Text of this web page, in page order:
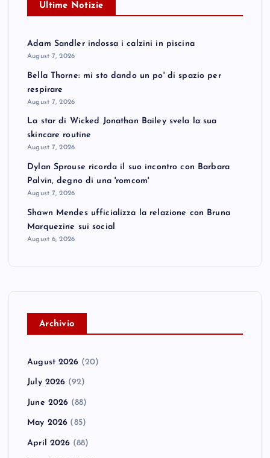
Ultime Notizie
Adam Sandler indossa i calzini in piscina
August 7, 2026
Bella Thorne: mi sto dando un po' di spazio per
respirare
August 7, 2026
La star di Wicked Jonathan Bailey svela la sua
skincare routine
August 7, 2026
Dylan Sprouse ricorda il suo incontro con Barbara
Palvin, degno di una 'romcom'
August 7, 2026
Shawn Mendes ufficializza la relazione con Bruna
Marquezine sui social
August 6, 2026
Archivio
August 2026 (20)
July 2026 (92)
June 2026 (88)
May 2026 (85)
April 2026 (88)